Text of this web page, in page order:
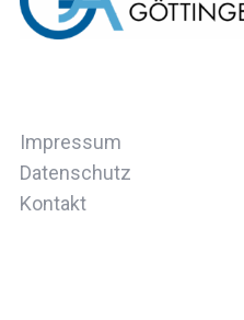
Impressum
Datenschutz
Kontakt